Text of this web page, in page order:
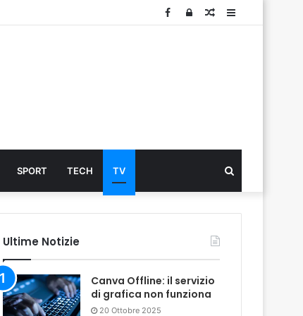
Sidebar
Articolo
Log
Facebook
SPORT TECH TV
...
Ultime Notizie
Canva Offline: il servizio
di grafica non funziona
20 Ottobre 2025